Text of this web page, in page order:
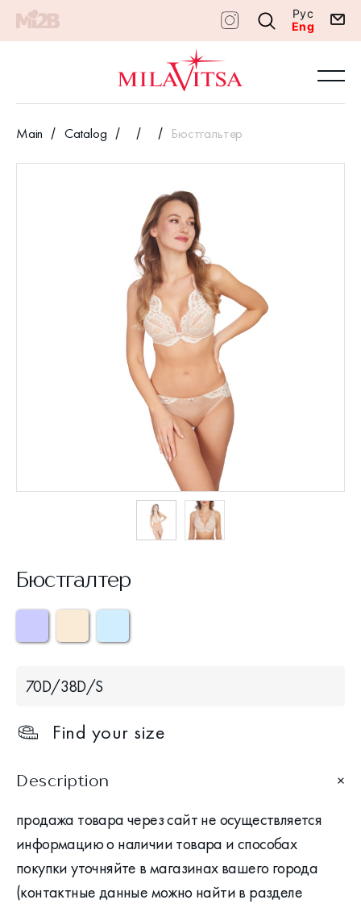
Рус
Eng
Main Catalog Бюстгальтер
Бюстгалтер
70D/38D/S
Find your size
Description
продажа товара через сайт не осуществляется
информацию о наличии товара и способах
покупки уточняйте в магазинах вашего города
(контактные данные можно найти в разделе